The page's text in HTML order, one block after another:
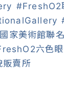
#FreshO2
家美術館聯名
六色眼
販賣所